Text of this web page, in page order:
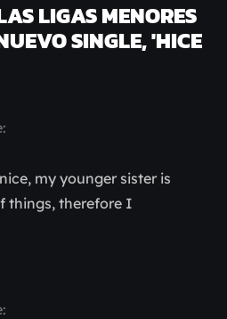
LIGAS MENORES
SINGLE, 'HICE
my younger sister is
things, therefore I